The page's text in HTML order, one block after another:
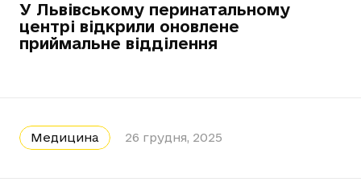
У Львівському перинатальному
центрі відкрили оновлене
приймальне відділення
Медицина 26 грудня, 2025